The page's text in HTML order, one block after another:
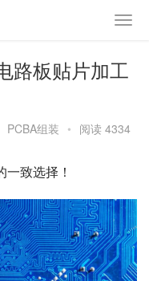
路板贴片加工
PCBA组装 • 阅读 4334
一致选择！